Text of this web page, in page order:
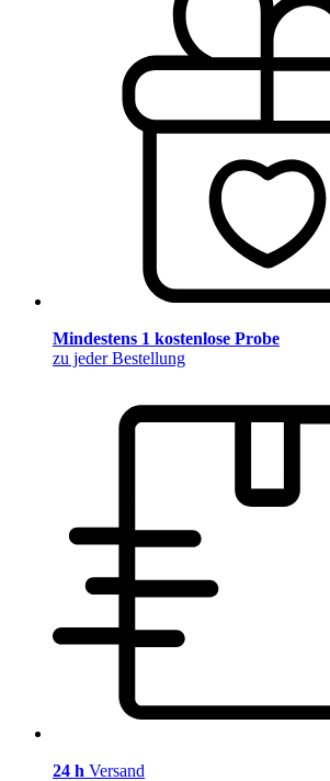
Mindestens 1 kostenlose Probe
zu jeder Bestellung
24 h Versand